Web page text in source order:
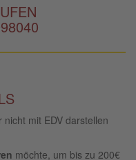
nicht mit EDV darstellen
möchte, um bis zu 200€